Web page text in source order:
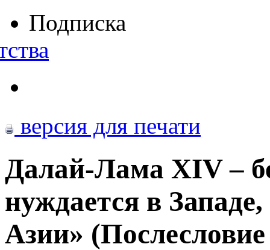
Подписка
версия для печати
Далай-Лама XIV –
нуждается в
Азии»